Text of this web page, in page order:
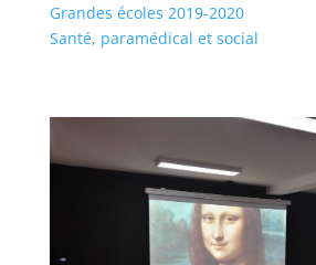
Grandes écoles 2019-2020
Santé, paramédical et social